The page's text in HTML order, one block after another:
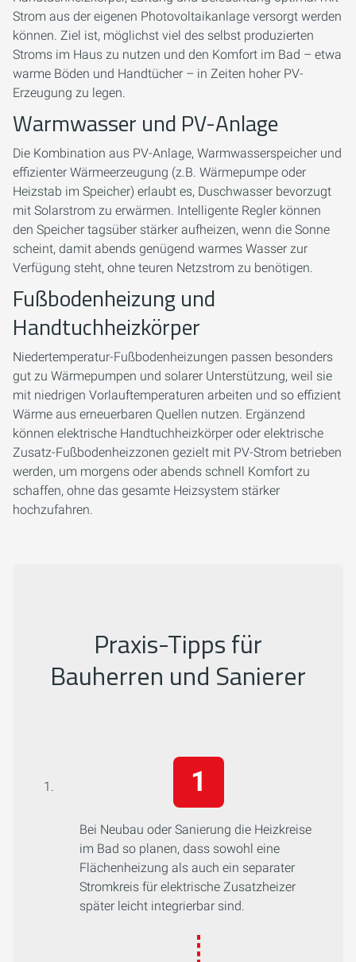
Strom aus der eigenen Photovoltaikanlage versorgt werden
können. Ziel ist, möglichst viel des selbst produzierten
Stroms im Haus zu nutzen und den Komfort im Bad – etwa
warme Böden und Handtücher – in Zeiten hoher PV-
Erzeugung zu legen.
Warmwasser und PV-Anlage
Die Kombination aus PV-Anlage, Warmwasserspeicher und
effizienter Wärmeerzeugung (z.B. Wärmepumpe oder
Heizstab im Speicher) erlaubt es, Duschwasser bevorzugt
mit Solarstrom zu erwärmen. Intelligente Regler können
den Speicher tagsüber stärker aufheizen, wenn die Sonne
scheint, damit abends genügend warmes Wasser zur
Verfügung steht, ohne teuren Netzstrom zu benötigen.
Fußbodenheizung und
Handtuchheizkörper
Niedertemperatur-Fußbodenheizungen passen besonders
gut zu Wärmepumpen und solarer Unterstützung, weil sie
mit niedrigen Vorlauftemperaturen arbeiten und so effizient
Wärme aus erneuerbaren Quellen nutzen. Ergänzend
können elektrische Handtuchheizkörper oder elektrische
Zusatz-Fußbodenheizzonen gezielt mit PV-Strom betrieben
werden, um morgens oder abends schnell Komfort zu
schaffen, ohne das gesamte Heizsystem stärker
hochzufahren.
Praxis-Tipps für
Bauherren und Sanierer
Bei Neubau oder Sanierung die Heizkreise
im Bad so planen, dass sowohl eine
Flächenheizung als auch ein separater
Stromkreis für elektrische Zusatzheizer
später leicht integrierbar sind.